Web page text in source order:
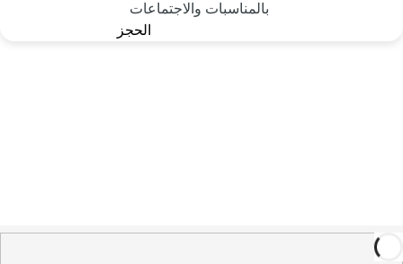
بالمناسبات والاجتماعات
الحجز